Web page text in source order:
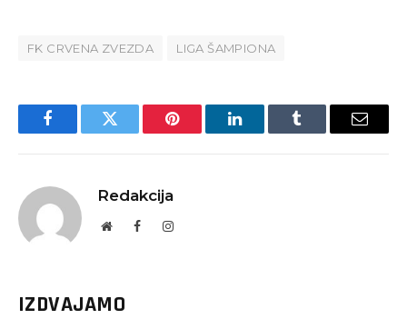
FK CRVENA ZVEZDA LIGA ŠAMPIONA
FacebookTwitter Pinterest LinkedInTumblr Email
Redakcija
WebsiteFacebookInstagram
IZDVAJAMO